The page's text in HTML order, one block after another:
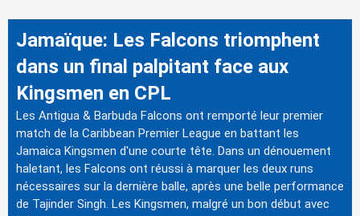
Jamaïque: Les Falcons triomphent
dans un final palpitant face aux
Kingsmen en CPL
Les Antigua & Barbuda Falcons ont remporté leur premier
match de la Caribbean Premier League en battant les
Jamaica Kingsmen d'une courte tête. Dans un dénouement
haletant, les Falcons ont réussi à marquer les deux runs
nécessaires sur la dernière balle, après une belle performance
de Tajinder Singh. Les Kingsmen, malgré un bon début avec